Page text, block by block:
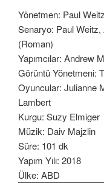
Yönetmen: Paul Weitz
Senaryo: Paul
(Roman)
Yapımcılar: Andrew
Görüntü Yönetmeni:
Oyuncular: Julianne
Lambert
Kurgu: Suzy Elmiger
Müzik: Daiv Majzlin
Süre: 101 dk
Yapım Yılı: 2018
Ülke: ABD